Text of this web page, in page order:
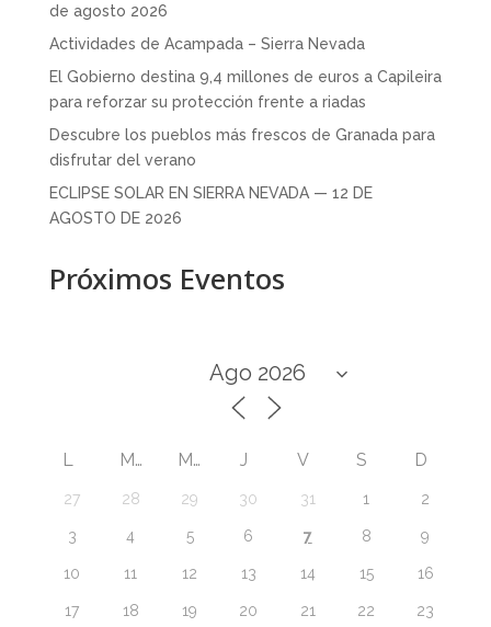
de agosto 2026
Actividades de Acampada – Sierra Nevada
El Gobierno destina 9,4 millones de euros a Capileira
para reforzar su protección frente a riadas
Descubre los pueblos más frescos de Granada para
disfrutar del verano
ECLIPSE SOLAR EN SIERRA NEVADA — 12 DE
AGOSTO DE 2026
Próximos Eventos
L M M J V S D
27 28 29 30 31 1 2
3 4 5 6 7 8 9
10 11 12 13 14 15 16
17 18 19 20 21 22 23